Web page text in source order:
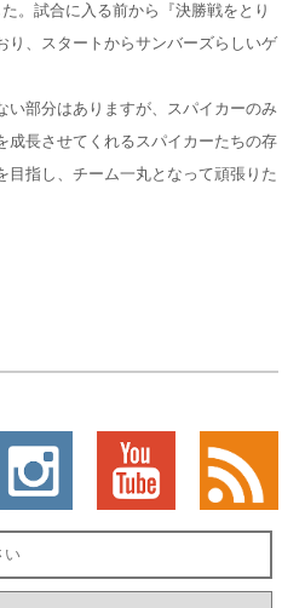
。試合に入る前から『決勝戦をとり
り、スタートからサンバーズらしいゲ
い部分はありますが、スパイカーのみ
成長させてくれるスパイカーたちの存
目指し、チーム一丸となって頑張りた